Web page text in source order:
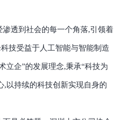
渗透到社会的每一个角落,引领着
技受益于人工智能与智能制造
立企”的发展理念,秉承“科技为
,以持续的科技创新实现自身的